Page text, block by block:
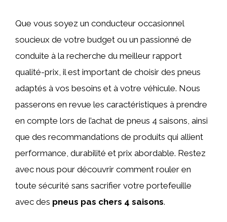
Que vous soyez un conducteur occasionnel
soucieux de votre budget ou un passionné de
conduite à la recherche du meilleur rapport
qualité-prix, il est important de choisir des pneus
adaptés à vos besoins et à votre véhicule. Nous
passerons en revue les caractéristiques à prendre
en compte lors de l’achat de pneus 4 saisons, ainsi
que des recommandations de produits qui allient
performance, durabilité et prix abordable. Restez
avec nous pour découvrir comment rouler en
toute sécurité sans sacrifier votre portefeuille
avec des pneus pas chers 4 saisons.